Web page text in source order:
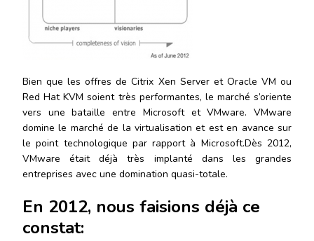
Bien que les offres de Citrix Xen Server et Oracle VM ou
Red Hat KVM soient très performantes, le marché s’oriente
vers une bataille entre Microsoft et VMware. VMware
domine le marché de la virtualisation et est en avance sur
le point technologique par rapport à Microsoft.Dès 2012,
VMware était déjà très implanté dans les grandes
entreprises avec une domination quasi-totale.
En 2012, nous faisions déjà ce
constat: